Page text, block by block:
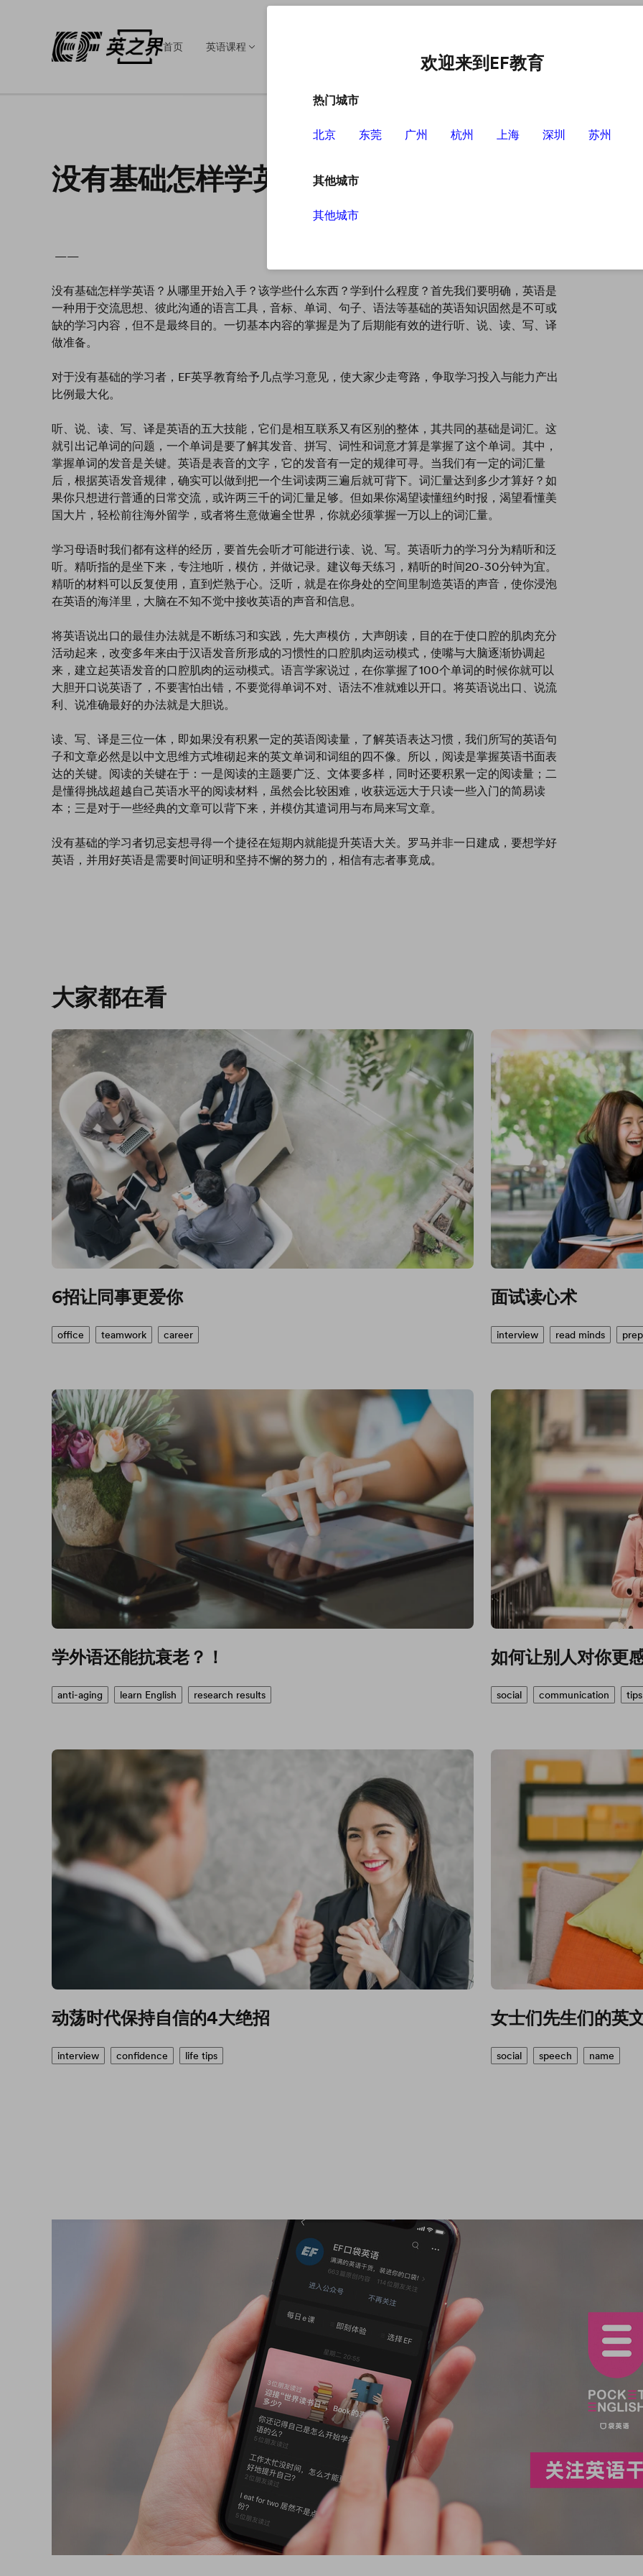
首页 英语课程
没有基础怎样学英语
——
没有基础怎样学英语？从哪里开始入手？该学些什么东西？学到什么程度？首先我们要明确，英语是
一种用于交流思想、彼此沟通的语言工具，音标、单词、句子、语法等基础的英语知识固然是不可或
缺的学习内容，但不是最终目的。一切基本内容的掌握是为了后期能有效的进行听、说、读、写、译
做准备。
对于没有基础的学习者，EF英孚教育给予几点学习意见，使大家少走弯路，争取学习投入与能力产出
比例最大化。
听、说、读、写、译是英语的五大技能，它们是相互联系又有区别的整体，其共同的基础是词汇。这
就引出记单词的问题，一个单词是要了解其发音、拼写、词性和词意才算是掌握了这个单词。其中，
掌握单词的发音是关键。英语是表音的文字，它的发音有一定的规律可寻。当我们有一定的词汇量
后，根据英语发音规律，确实可以做到把一个生词读两三遍后就可背下。词汇量达到多少才算好？如
果你只想进行普通的日常交流，或许两三千的词汇量足够。但如果你渴望读懂纽约时报，渴望看懂美
国大片，轻松前往海外留学，或者将生意做遍全世界，你就必须掌握一万以上的词汇量。
学习母语时我们都有这样的经历，要首先会听才可能进行读、说、写。英语听力的学习分为精听和泛
听。精听指的是坐下来，专注地听，模仿，并做记录。建议每天练习，精听的时间20-30分钟为宜。
精听的材料可以反复使用，直到烂熟于心。泛听，就是在你身处的空间里制造英语的声音，使你浸泡
在英语的海洋里，大脑在不知不觉中接收英语的声音和信息。
将英语说出口的最佳办法就是不断练习和实践，先大声模仿，大声朗读，目的在于使口腔的肌肉充分
活动起来，改变多年来由于汉语发音所形成的习惯性的口腔肌肉运动模式，使嘴与大脑逐渐协调起
来，建立起英语发音的口腔肌肉的运动模式。语言学家说过，在你掌握了100个单词的时候你就可以
大胆开口说英语了，不要害怕出错，不要觉得单词不对、语法不准就难以开口。将英语说出口、说流
利、说准确最好的办法就是大胆说。
读、写、译是三位一体，即如果没有积累一定的英语阅读量，了解英语表达习惯，我们所写的英语句
子和文章必然是以中文思维方式堆砌起来的英文单词和词组的四不像。所以，阅读是掌握英语书面表
达的关键。阅读的关键在于：一是阅读的主题要广泛、文体要多样，同时还要积累一定的阅读量；二
是懂得挑战超越自己英语水平的阅读材料，虽然会比较困难，收获远远大于只读一些入门的简易读
本；三是对于一些经典的文章可以背下来，并模仿其遣词用与布局来写文章。
没有基础的学习者切忌妄想寻得一个捷径在短期内就能提升英语大关。罗马并非一日建成，要想学好
英语，并用好英语是需要时间证明和坚持不懈的努力的，相信有志者事竟成。
大家都在看
6招让同事更爱你
office teamwork career
面试读心术
interview read minds
学外语还能抗衰老？！
anti-aging learn English research results
如何让别人对你更
social communication tips
动荡时代保持自信的4大绝招
interview confidence life tips
女士们先生们的英
social speech name
欢迎来到EF教育
热门城市
北京 东莞 广州 杭州 上海 深圳 苏州
其他城市
其他城市